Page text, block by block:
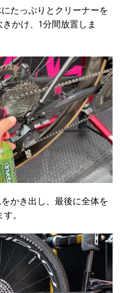
たっぷりとクリーナーを
きかけ、1分間放置しま
かき出し、最後に全体を
。